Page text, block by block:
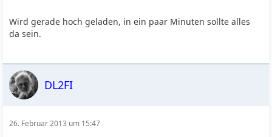
Wird gerade hoch geladen, in ein paar Minuten sollte alles
da sein.
DL2FI
26. Februar 2013 um 15:47